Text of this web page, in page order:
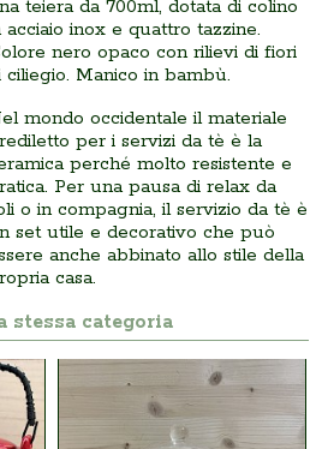
teiera da 700ml, dotata di colino
acciaio inox e quattro tazzine.
nero opaco con rilievi di fiori
ciliegio. Manico in bambù.
mondo occidentale il materiale
per i servizi da tè è la
perché molto resistente e
Per una pausa di relax da
o in compagnia, il servizio da tè è
set utile e decorativo che può
anche abbinato allo stile della
casa.
categoria